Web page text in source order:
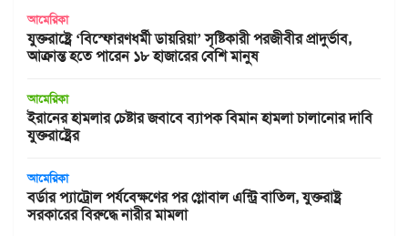
আমেরিকা
যুক্তরাষ্ট্রে ‘বিস্ফোরণধর্মী ডায়রিয়া’ সৃষ্টিকারী পরজীবীর প্রাদুর্ভাব,
আক্রান্ত হতে পারেন ১৮ হাজারের বেশি মানুষ
আমেরিকা
ইরানের হামলার চেষ্টার জবাবে ব্যাপক বিমান হামলা চালানোর দাবি
যুক্তরাষ্ট্রের
আমেরিকা
বর্ডার প্যাট্রোল পর্যবেক্ষণের পর গ্লোবাল এন্ট্রি বাতিল, যুক্তরাষ্ট্র
সরকারের বিরুদ্ধে নারীর মামলা